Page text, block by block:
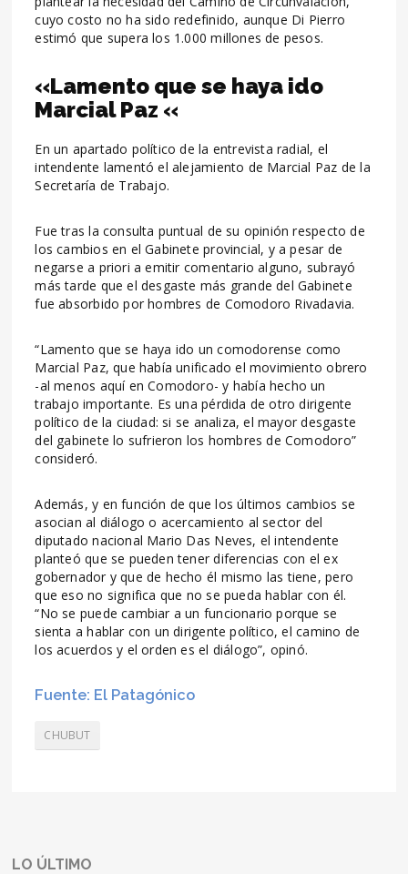
cuyo costo no ha sido redefinido, aunque Di Pierro
estimó que supera los 1.000 millones de pesos.
«Lamento que se haya ido
Marcial Paz «
En un apartado político de la entrevista radial, el
intendente lamentó el alejamiento de Marcial Paz de la
Secretaría de Trabajo.
Fue tras la consulta puntual de su opinión respecto de
los cambios en el Gabinete provincial, y a pesar de
negarse a priori a emitir comentario alguno, subrayó
más tarde que el desgaste más grande del Gabinete
fue absorbido por hombres de Comodoro Rivadavia.
“Lamento que se haya ido un comodorense como
Marcial Paz, que había unificado el movimiento obrero
-al menos aquí en Comodoro- y había hecho un
trabajo importante. Es una pérdida de otro dirigente
político de la ciudad: si se analiza, el mayor desgaste
del gabinete lo sufrieron los hombres de Comodoro”
consideró.
Además, y en función de que los últimos cambios se
asocian al diálogo o acercamiento al sector del
diputado nacional Mario Das Neves, el intendente
planteó que se pueden tener diferencias con el ex
gobernador y que de hecho él mismo las tiene, pero
que eso no significa que no se pueda hablar con él.
“No se puede cambiar a un funcionario porque se
sienta a hablar con un dirigente político, el camino de
los acuerdos y el orden es el diálogo”, opinó.
Fuente: El Patagónico
CHUBUT
LO ÚLTIMO